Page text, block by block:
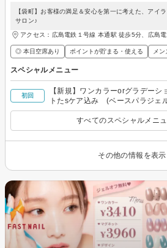
【袋町】お客様の満足＆安心を第一に考えた、アイ
サロン♪
アクセス：広島電鉄１号線 本通駅 徒歩5分、広島
◎ 本日空席あり ポイントが貯まる・使える メ
スペシャルメニュー
初回
【新規】ワンカラーorグラデーシ
トたsケア込み (ベースパラジェ
無
すべてのスペシャルメニ
その他の情報を表示